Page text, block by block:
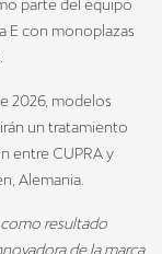
parte del equipo
E con monoplazas
2026, modelos
un tratamiento
entre CUPRA y
Alemania.
como resultado
de la marca